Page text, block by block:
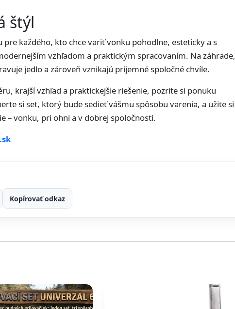
štýl
každého, kto chce variť vonku pohodlne, esteticky a s
vzhľadom a praktickým spracovaním. Na záhrade,
jedlo a zároveň vznikajú príjemné spoločné chvíle.
krajší vzhľad a praktickejšie riešenie, pozrite si ponuku
si set, ktorý bude sedieť vášmu spôsobu varenia, a užite si
– vonku, pri ohni a v dobrej spoločnosti.
Kopírovať odkaz